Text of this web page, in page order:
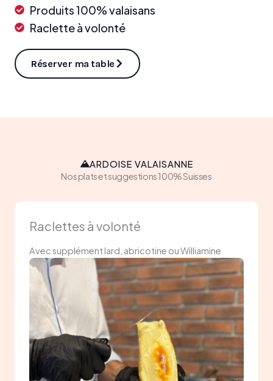
Produits 100% valaisans
Raclette à volonté
Réserver ma table
ARDOISE VALAISANNE
Nos plats et suggestions 100% Suisses
Raclettes à volonté
Avec supplément lard, abricotine ou Williamine